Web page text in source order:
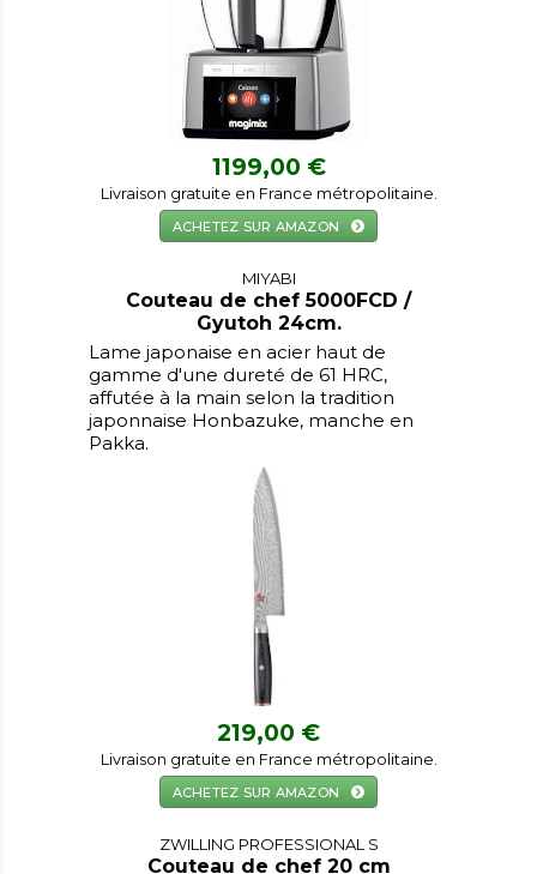
1199,00 €
Livraison gratuite en France métropolitaine.
ACHETEZ SUR AMAZON
MIYABI
Couteau de chef 5000FCD /
Gyutoh 24cm.
Lame japonaise en acier haut de
gamme d'une dureté de 61 HRC,
affutée à la main selon la tradition
japonnaise Honbazuke, manche en
Pakka.
219,00 €
Livraison gratuite en France métropolitaine.
ACHETEZ SUR AMAZON
ZWILLING PROFESSIONAL S
Couteau de chef 20 cm